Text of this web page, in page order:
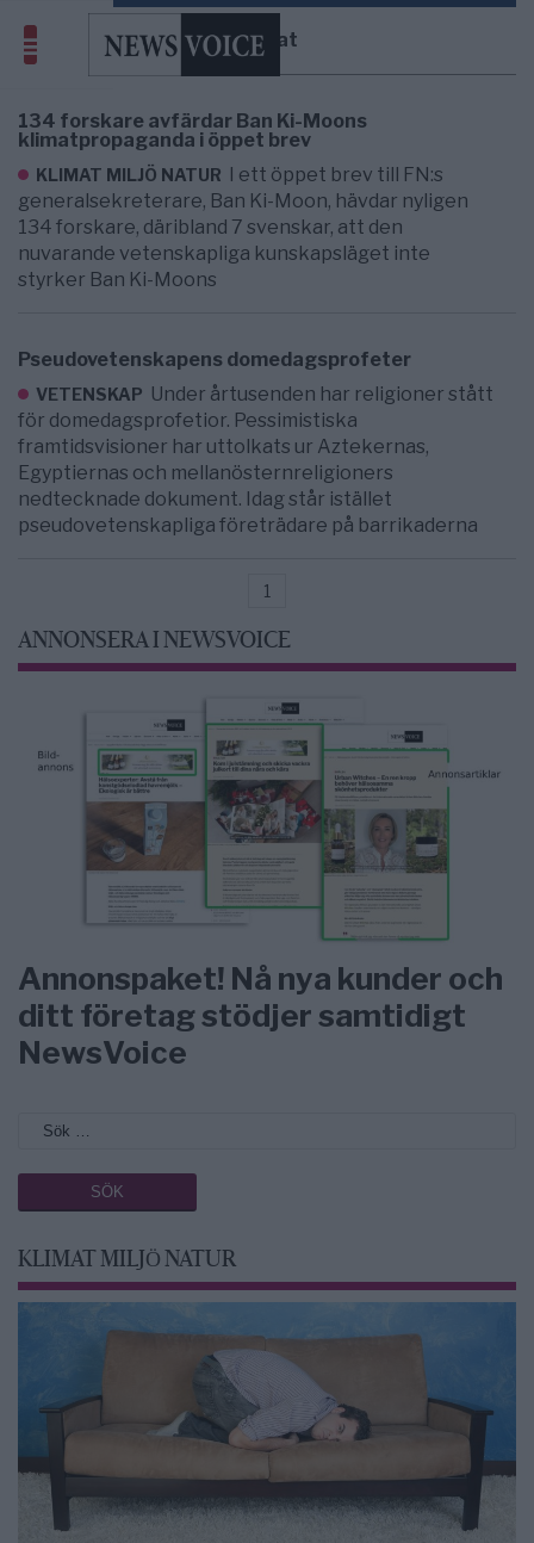
klimat
134 forskare avfärdar Ban Ki-Moons
klimatpropaganda i öppet brev
KLIMAT MILJÖ NATUR I ett öppet brev till FN:s
generalsekreterare, Ban Ki-Moon, hävdar nyligen
134 forskare, däribland 7 svenskar, att den
nuvarande vetenskapliga kunskapsläget inte
styrker Ban Ki-Moons
Pseudovetenskapens domedagsprofeter
VETENSKAP Under årtusenden har religioner stått
för domedagsprofetior. Pessimistiska
framtidsvisioner har uttolkats ur Aztekernas,
Egyptiernas och mellanösternreligioners
nedtecknade dokument. Idag står istället
pseudovetenskapliga företrädare på barrikaderna
1
ANNONSERA I NEWSVOICE
Annonspaket! Nå nya kunder och
ditt företag stödjer samtidigt
NewsVoice
KLIMAT MILJÖ NATUR